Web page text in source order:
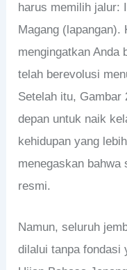
harus memilih jalur:
Magang (lapangan).
mengingatkan Anda
telah berevolusi
Setelah itu, Gambar
depan untuk naik
kehidupan yang
menegaskan bahwa
resmi.
Namun, seluruh
dilalui tanpa fondasi